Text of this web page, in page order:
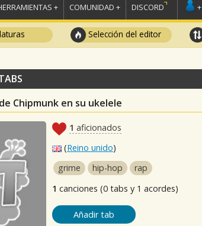
+ COMUNIDAD + DISCORD +
Selección del editor
Chipmunk en su ukelele
1 aficionados
(Reino unido)
grime
hip-hop
rap
1 canciones (0 tabs y 1 acordes)
Añadir tab